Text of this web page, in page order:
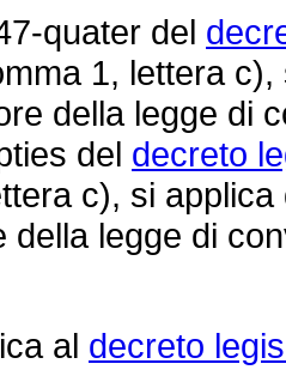
quater del
1, lettera
della legge di
del decreto
c), si
della legge di
al decreto